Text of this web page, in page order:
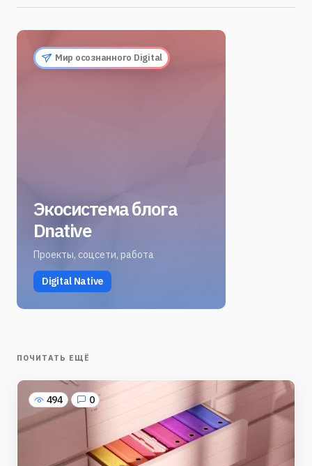
Мир осознанного Digital
Экосистема блога
Dnative
Проекты, соцсети, работа
Digital Native
ПОЧИТАТЬ ЕЩЁ
494 0